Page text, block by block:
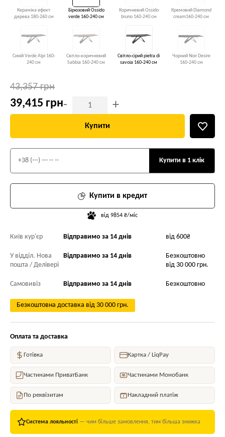
Кераміка ефект
дерева 180-260 см
Бірюзовий Ossido
verde 160-240 см
Коричневий Ossido
bruno 160-240 см
Кремовий Diamond
cream160-240 см
Синій Verde Alpi 160-
240 см
Світло-коричневий
Sabbia 160-240 см
Світло-сірий pietra di
savoia 160-240 см
Чорний Noir Desire
160-240 см
43,357 грн
39,415 грн- +
Купити
Купити в кредит
від 9854 ₴/міс
Купити в 1 клік
Київ кур'єр Відправимо за 14 днів від 600₴
У відділ. Нова
пошта / Делівері
Відправимо за 14 днів
Безкоштовно
від 30 000 грн.
Самовивіз Відправимо за 14 днів Безкоштовно
Безкоштовна доставка від 30 000 грн.
Оплата та доставка
Готівка Картка / LiqPay
Частинами ПриватБанк Частинами Монобанк
По реквізитам Накладний платіж
Система лояльності — чим більше замовлення, тим більша знижка